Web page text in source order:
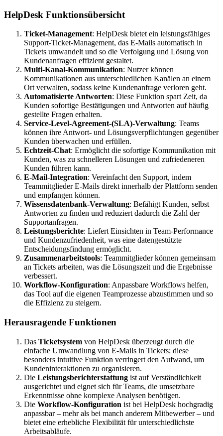
HelpDesk Funktionsübersicht
Ticket-Management: HelpDesk bietet ein leistungsfähiges
Support-Ticket-Management, das E-Mails automatisch in
Tickets umwandelt und so die Verfolgung und Lösung von
Kundenanfragen effizient gestaltet.
Multi-Kanal-Kommunikation: Nutzer können
Kommunikationen aus unterschiedlichen Kanälen an einem
Ort verwalten, sodass keine Kundenanfrage verloren geht.
Automatisierte Antworten: Diese Funktion spart Zeit, da
Kunden sofortige Bestätigungen und Antworten auf häufig
gestellte Fragen erhalten.
Service-Level-Agreement-(SLA)-Verwaltung: Teams
können ihre Antwort- und Lösungsverpflichtungen gegenüber
Kunden überwachen und erfüllen.
Echtzeit-Chat: Ermöglicht die sofortige Kommunikation mit
Kunden, was zu schnelleren Lösungen und zufriedeneren
Kunden führen kann.
E-Mail-Integration: Vereinfacht den Support, indem
Teammitglieder E-Mails direkt innerhalb der Plattform senden
und empfangen können.
Wissensdatenbank-Verwaltung: Befähigt Kunden, selbst
Antworten zu finden und reduziert dadurch die Zahl der
Supportanfragen.
Leistungsberichte: Liefert Einsichten in Team-Performance
und Kundenzufriedenheit, was eine datengestützte
Entscheidungsfindung ermöglicht.
Zusammenarbeitstools: Teammitglieder können gemeinsam
an Tickets arbeiten, was die Lösungszeit und die Ergebnisse
verbessert.
Workflow-Konfiguration: Anpassbare Workflows helfen,
das Tool auf die eigenen Teamprozesse abzustimmen und so
die Effizienz zu steigern.
Herausragende Funktionen
Das Ticketsystem von HelpDesk überzeugt durch die
einfache Umwandlung von E-Mails in Tickets; diese
besonders intuitive Funktion verringert den Aufwand, um
Kundeninteraktionen zu organisieren.
Die Leistungsberichterstattung ist auf Verständlichkeit
ausgerichtet und eignet sich für Teams, die umsetzbare
Erkenntnisse ohne komplexe Analysen benötigen.
Die Workflow-Konfiguration ist bei HelpDesk hochgradig
anpassbar – mehr als bei manch anderem Mitbewerber – und
bietet eine erhebliche Flexibilität für unterschiedlichste
Arbeitsabläufe.